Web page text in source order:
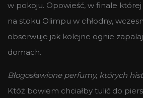
w pokoju. Opowieść, w finale
na stoku Olimpu w chłodny,
obserwuje jak kolejne ognie
domach.
Błogosławione perfumy, których
Któż bowiem chciałby tulić do